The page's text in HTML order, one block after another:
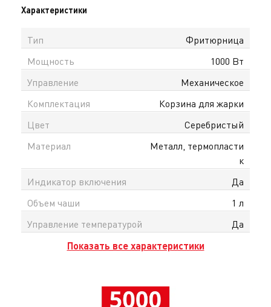
Характеристики
Тип
Фритюрница
Мощность
1000 Вт
Управление
Механическое
Комплектация
Корзина для жарки
Цвет
Серебристый
Материал
Металл, термопласти
к
Индикатор включения
Да
Объем чаши
1 л
Управление температурой
Да
Показать все характеристики